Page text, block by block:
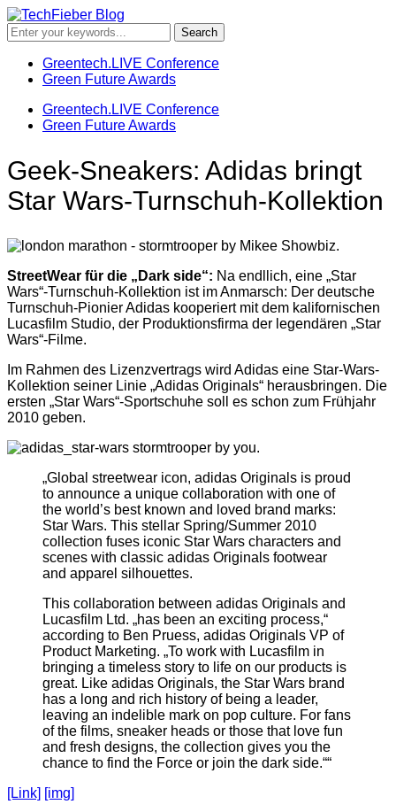
Greentech.LIVE Conference
Green Future Awards
Greentech.LIVE Conference
Green Future Awards
Geek-Sneakers: Adidas bringt
Star Wars-Turnschuh-Kollektion
StreetWear für die „Dark side“: Na endllich, eine „Star
Wars“-Turnschuh-Kollektion ist im Anmarsch: Der deutsche
Turnschuh-Pionier Adidas kooperiert mit dem kalifornischen
Lucasfilm Studio, der Produktionsfirma der legendären „Star
Wars“-Filme.
Im Rahmen des Lizenzvertrags wird Adidas eine Star-Wars-
Kollektion seiner Linie „Adidas Originals“ herausbringen. Die
ersten „Star Wars“-Sportschuhe soll es schon zum Frühjahr
2010 geben.
„Global streetwear icon, adidas Originals is proud
to announce a unique collaboration with one of
the world’s best known and loved brand marks:
Star Wars. This stellar Spring/Summer 2010
collection fuses iconic Star Wars characters and
scenes with classic adidas Originals footwear
and apparel silhouettes.
This collaboration between adidas Originals and
Lucasfilm Ltd. „has been an exciting process,“
according to Ben Pruess, adidas Originals VP of
Product Marketing. „To work with Lucasfilm in
bringing a timeless story to life on our products is
great. Like adidas Originals, the Star Wars brand
has a long and rich history of being a leader,
leaving an indelible mark on pop culture. For fans
of the films, sneaker heads or those that love fun
and fresh designs, the collection gives you the
chance to find the Force or join the dark side.““
[Link] [img]